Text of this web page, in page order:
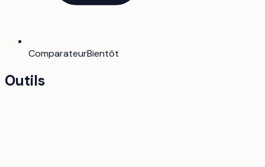
ComparateurBientôt
Outils